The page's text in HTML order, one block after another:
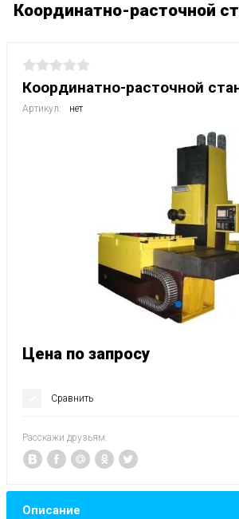
Координатно-расточной
Координатно-расточной
Артикул: нет
Цена по запросу
Сравнить
Расскажи друзьям:
Описание